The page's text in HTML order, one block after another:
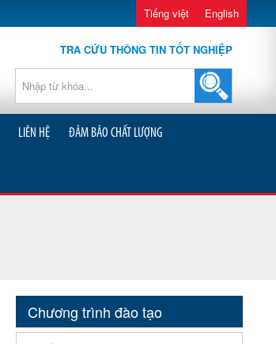
Tiếng việt English
TRA CỨU THÔNG TIN TỐT NGHIỆP
LIÊN HỆ ĐẢM BẢO CHẤT LƯỢNG
Chương trình đào tạo